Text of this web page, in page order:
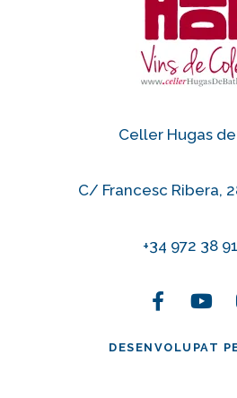
Celler Hugas
C/ Francesc Ribera,
+34 972 38
DESENVOLUPAT